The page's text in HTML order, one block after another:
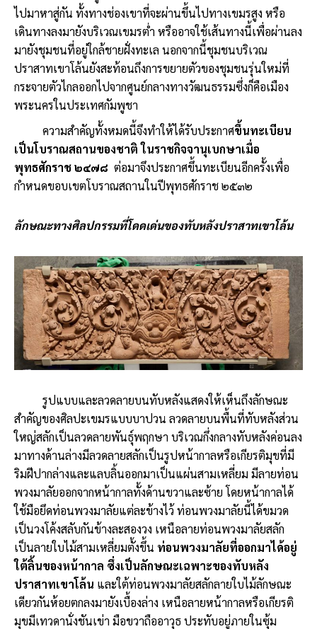
ไปมาหาสู่กัน ทั้งทางช่องเขาที่จะผ่านขึ้นไปทางเขมรสูง หรือ
เดินทางลงมายังบริเวณเขมรต่ำ หรืออาจใช้เส้นทางนี้เพื่อผ่านลง
มายังชุมชนที่อยู่ใกล้ชายฝั่งทะเล นอกจากนี้ชุมชนบริเวณ
ปราสาทเขาโล้นยังสะท้อนถึงการขยายตัวของชุมชนรุ่นใหม่ที่
กระจายตัวไกลออกไปจากศูนย์กลางทางวัฒนธรรมซึ่งก็คือเมือง
พระนครในประเทศกัมพูชา
ความสำคัญทั้งหมดนี้จึงทำให้ได้รับประกาศขึ้นทะเบียน
เป็นโบราณสถานของชาติ ในราชกิจจานุเบกษาเมื่อ
พุทธศักราช ๒๔๗๘ ต่อมาจึงประกาศขึ้นทะเบียนอีกครั้งเพื่อ
กำหนดขอบเขตโบราณสถานในปีพุทธศักราช ๒๕๓๒
ลักษณะทางศิลปกรรมที่โดดเด่นของทับหลังปราสาทเขาโล้น
รูปแบบและลวดลายบนทับหลังแสดงให้เห็นถึงลักษณะ
สำคัญของศิลปะเขมรแบบบาปวน ลวดลายบนพื้นที่ทับหลังส่วน
ใหญ่สลักเป็นลวดลายพันธุ์พฤกษา บริเวณกึ่งกลางทับหลังค่อนลง
มาทางด้านล่างมีลวดลายสลักเป็นรูปหน้ากาลหรือเกียรติมุขที่มี
ริมฝีปากล่างและแลบลิ้นออกมาเป็นแผ่นสามเหลี่ยม มีลายท่อน
พวงมาลัยออกจากหน้ากาลทั้งด้านขวาและซ้าย โดยหน้ากาลได้
ใช้มือยึดท่อนพวงมาลัยแต่ละข้างไว้ ท่อนพวงมาลัยนี้ได้ขมวด
เป็นวงโค้งสลับกันข้างละสองวง เหนือลายท่อนพวงมาลัยสลัก
เป็นลายใบไม้สามเหลี่ยมตั้งขึ้น ท่อนพวงมาลัยที่ออกมาได้อยู่
ใต้ลิ้นของหน้ากาล ซึ่งเป็นลักษณะเฉพาะของทับหลัง
ปราสาทเขาโล้น และใต้ท่อนพวงมาลัยสลักลายใบไม้ลักษณะ
เดียวกันห้อยตกลงมายังเบื้องล่าง เหนือลายหน้ากาลหรือเกียรติ
มุขมีเทวดานั่งชันเข่า มือขวาถืออาวุธ ประทับอยู่ภายในซุ้ม